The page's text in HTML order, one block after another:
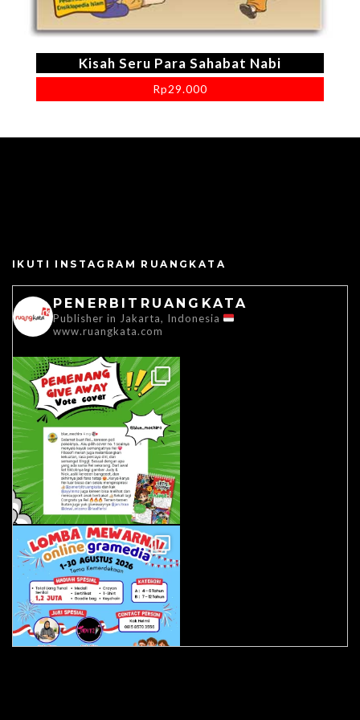
Kisah Seru Para Sahabat Nabi
Rp29.000
IKUTI INSTAGRAM RUANGKATA
PENERBITRUANGKATA
Publisher in Jakarta, Indonesia
www.ruangkata.com